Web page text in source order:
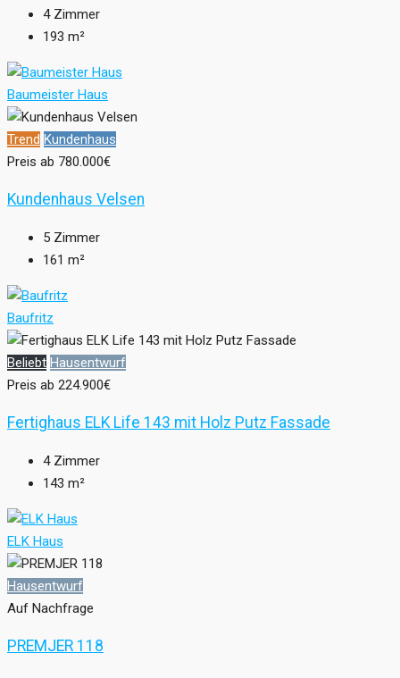
4 Zimmer
193 m²
Baumeister Haus
Trend Kundenhaus
Preis ab 780.000€
Kundenhaus Velsen
5 Zimmer
161 m²
Baufritz
Beliebt Hausentwurf
Preis ab 224.900€
Fertighaus ELK Life 143 mit Holz Putz Fassade
4 Zimmer
143 m²
ELK Haus
Hausentwurf
Auf Nachfrage
PREMJER 118